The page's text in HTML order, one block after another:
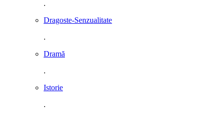
.
Dragoste-Senzualitate
.
Dramă
.
Istorie
.